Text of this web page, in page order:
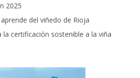
2025
del viñedo de Rioja
la certificación sostenible a la viña